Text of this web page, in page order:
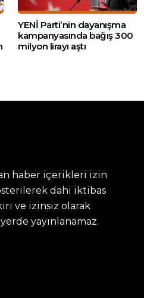
YENİ Parti’nin dayanışma
kampanyasında bağış 300
milyon lirayı aştı
haber içerikleri izin
dahi iktibas
ve izinsiz olarak
yayınlanamaz.